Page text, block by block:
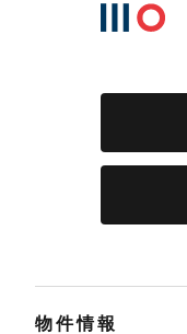
物件情報